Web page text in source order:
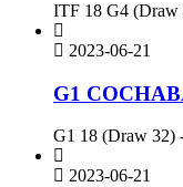
ITF 18 G4
2023-06-21
G1
G1 18 (Draw
2023-06-21